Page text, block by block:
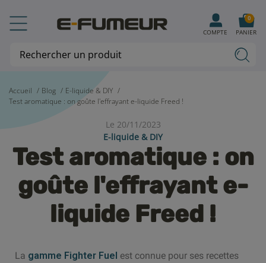
Accueil Blog
E-liquide & DIY
Test aromatique : on goûte l'effrayant e-liquide Freed !
Le 20/11/2023
E-liquide & DIY
Test aromatique : on
goûte l'effrayant e-
liquide Freed !
La gamme Fighter Fuel est connue pour ses recettes
COMPTE PANIER
0